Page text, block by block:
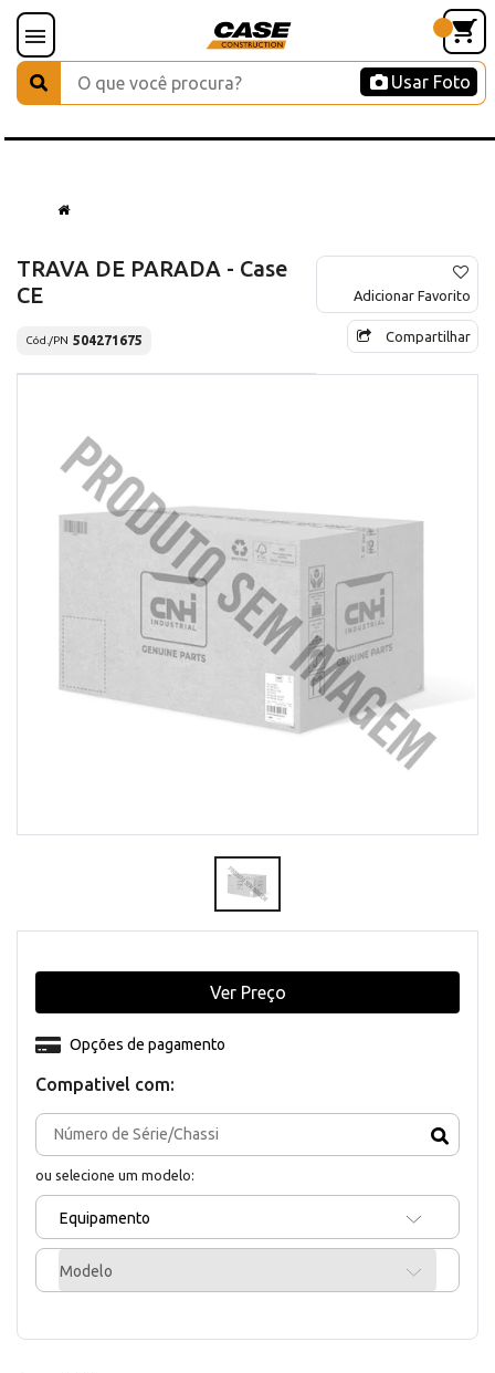
Usar Foto
TRAVA DE PARADA - Case
CE
Cód./PN 504271675
Adicionar Favorito
Compartilhar
Compativel com:
ou selecione um modelo:
Equipamento
Modelo
Opções de pagamento
Ver Preço